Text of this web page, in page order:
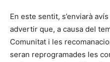
En este sentit, s’enviarà
advertir que, a causa del
Comunitat i les
seran reprogramades les